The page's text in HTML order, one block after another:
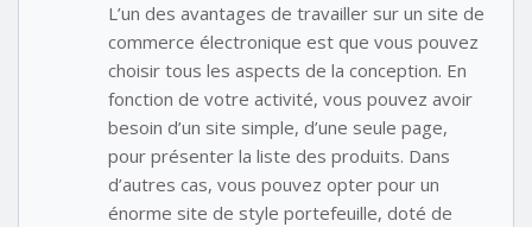
L’un des avantages de travailler sur un site de
commerce électronique est que vous pouvez
choisir tous les aspects de la conception. En
fonction de votre activité, vous pouvez avoir
besoin d’un site simple, d’une seule page,
pour présenter la liste des produits. Dans
d’autres cas, vous pouvez opter pour un
énorme site de style portefeuille, doté de